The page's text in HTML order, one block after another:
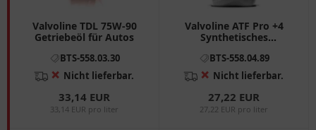
Valvoline TDL 75W-90
Getriebeöl für Autos
BTS-558.03.30
❌ Nicht lieferbar.
33,14 EUR
33,14 EUR pro liter
Valvoline ATF Pro +4
Synthetisches
BTS-558.04.89
❌ Nicht lieferbar.
27,22 EUR
27,22 EUR pro liter